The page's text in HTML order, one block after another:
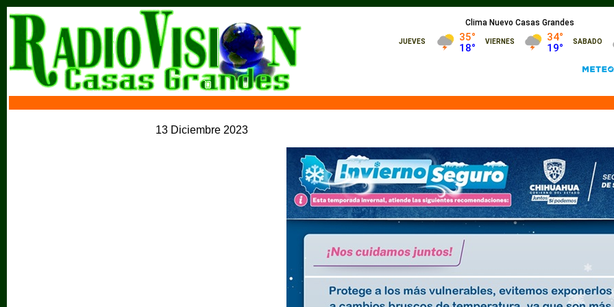
13 Diciembre 2023